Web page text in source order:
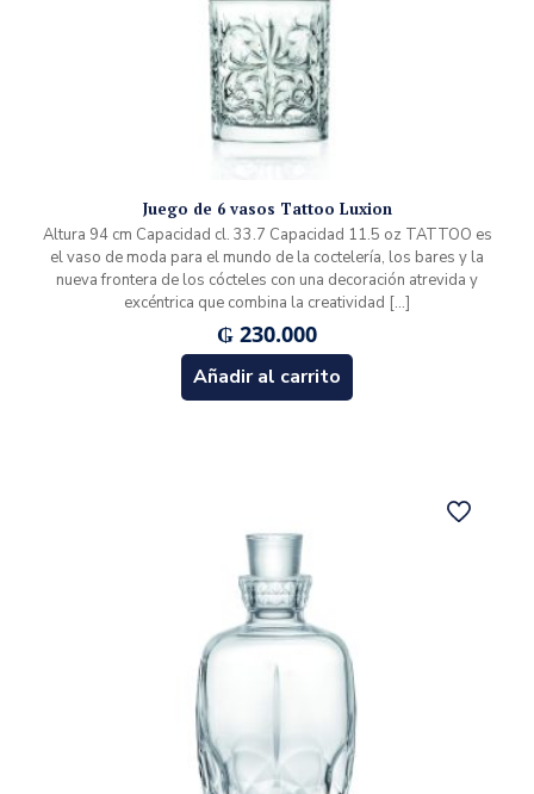
Juego de 6 vasos Tattoo Luxion
Altura 94 cm Capacidad cl. 33.7 Capacidad 11.5 oz TATTOO es
el vaso de moda para el mundo de la coctelería, los bares y la
nueva frontera de los cócteles con una decoración atrevida y
excéntrica que combina la creatividad […]
₲ 230.000
Añadir al carrito